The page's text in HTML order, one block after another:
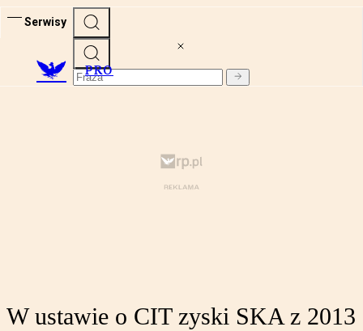
Serwisy
PRO
W ustawie o CIT zyski SKA z 2013